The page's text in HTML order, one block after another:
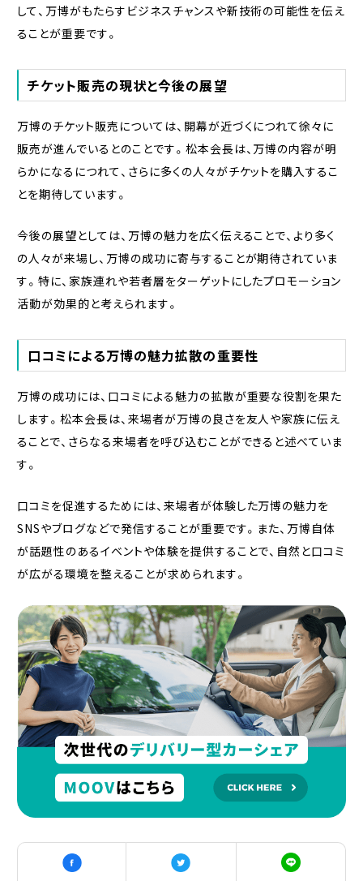
して、万博がもたらすビジネスチャンスや新技術の可能性を伝え
ることが重要です。
チケット販売の現状と今後の展望
万博のチケット販売については、開幕が近づくにつれて徐々に
販売が進んでいるとのことです。松本会長は、万博の内容が明
らかになるにつれて、さらに多くの人々がチケットを購入するこ
とを期待しています。
今後の展望としては、万博の魅力を広く伝えることで、より多く
の人々が来場し、万博の成功に寄与することが期待されていま
す。特に、家族連れや若者層をターゲットにしたプロモーション
活動が効果的と考えられます。
口コミによる万博の魅力拡散の重要性
万博の成功には、口コミによる魅力の拡散が重要な役割を果た
します。松本会長は、来場者が万博の良さを友人や家族に伝え
ることで、さらなる来場者を呼び込むことができると述べていま
す。
口コミを促進するためには、来場者が体験した万博の魅力を
SNSやブログなどで発信することが重要です。また、万博自体
が話題性のあるイベントや体験を提供することで、自然と口コミ
が広がる環境を整えることが求められます。